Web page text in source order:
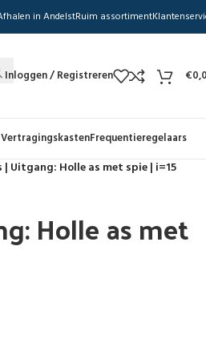
in AndelstRuim assortiment
Inloggen / Registreren €
Frequentieregelaars
Uitgang: Holle as met spie | i=15
Holle as met